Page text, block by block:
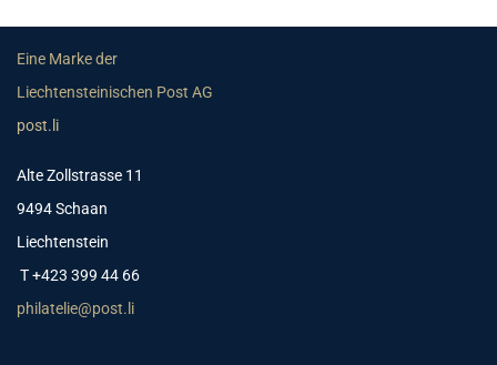
Eine Marke der
Liechtensteinischen Post AG
post.li
Alte Zollstrasse 11
9494 Schaan
Liechtenstein
T +423 399 44 66
philatelie@post.li